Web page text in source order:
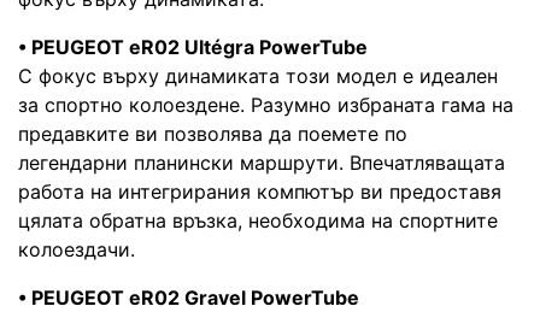
• PEUGEOT eR02 Ultégra PowerTube
С фокус върху динамиката този модел е идеален
за спортно колоездене. Разумно избраната гама на
предавките ви позволява да поемете по
легендарни планински маршрути. Впечатляващата
работа на интегрирания компютър ви предоставя
цялата обратна връзка, необходима на спортните
колоездачи.
• PEUGEOT eR02 Gravel PowerTube